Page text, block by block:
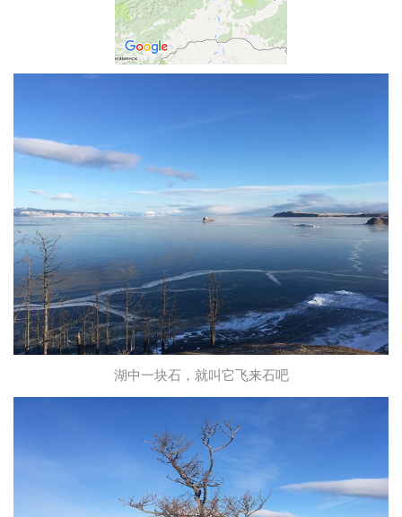
湖中一块石，就叫它飞来石吧